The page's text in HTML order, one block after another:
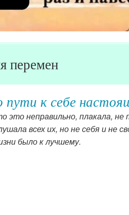
перемен
к себе
это неправильно, плакала,
всех их, но не себя и не
было к лучшему.